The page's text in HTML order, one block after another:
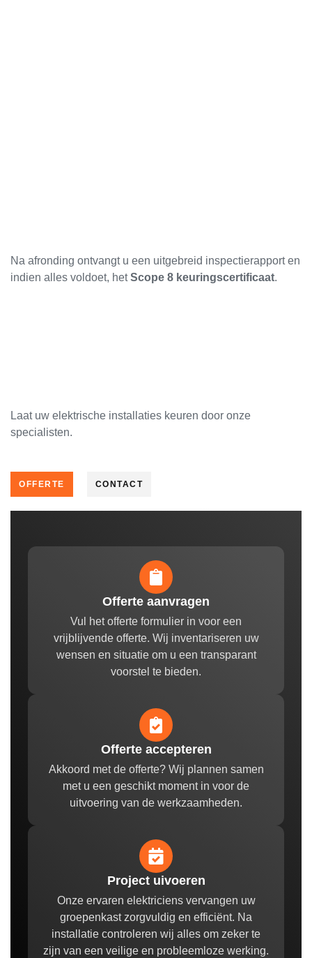
Na afronding ontvangt u een uitgebreid inspectierapport en
indien alles voldoet, hetScope 8 keuringscertificaat.
Laat uw elektrische installaties keuren door onze
specialisten.
OFFERTE CONTACT
Offerte aanvragen
Vul het offerte formulier in voor een
vrijblijvende offerte. Wij inventariseren uw
wensen en situatie om u een transparant
voorstel te bieden.
Offerte accepteren
Akkoord met de offerte? Wij plannen samen
met u een geschikt moment in voor de
uitvoering van de werkzaamheden.
Project uivoeren
Onze ervaren elektriciens vervangen uw
groepenkast zorgvuldig en efficiënt. Na
installatie controleren wij alles om zeker te
zijn van een veilige en probleemloze werking.